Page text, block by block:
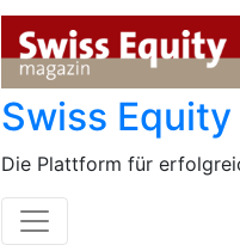
Skip
content
Swiss
Die Plattform für